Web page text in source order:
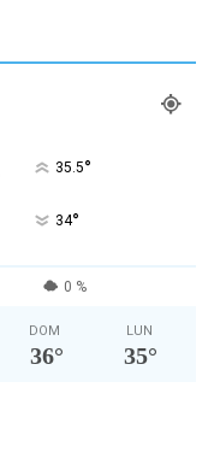
35.5°
34°
0 %
DOM
36°
LUN
35°